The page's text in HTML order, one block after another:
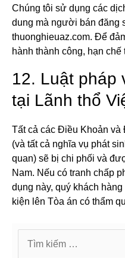
Chúng tôi sử dụng các
dung mà người bán đăng
thuonghieuaz.com. Để
hành thành công, hạn
12. Luật pháp
tại Lãnh thổ
Tất cả các Điều Khoản
(và tất cả nghĩa vụ phát
quan) sẽ bị chi phối và
Nam. Nếu có tranh chấp
dụng này, quý khách
kiện lên Tòa án có thẩm